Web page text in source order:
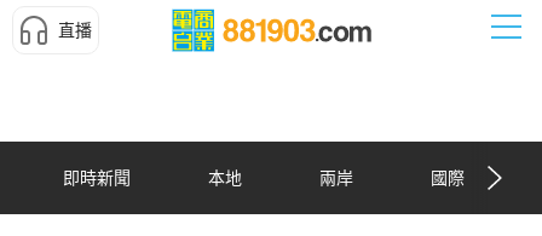
直播
即時新聞 本地 兩岸 國際